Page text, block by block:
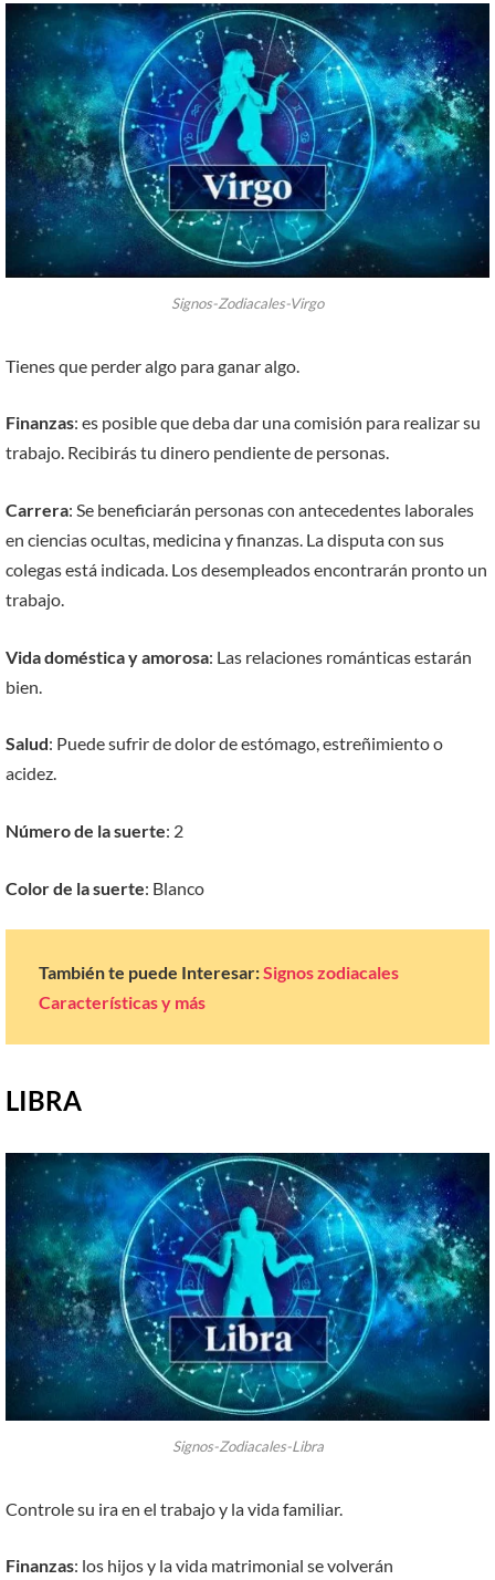
Signos-Zodiacales-Virgo
Tienes que perder algo para ganar algo.
Finanzas: es posible que deba dar una comisión para realizar su
trabajo. Recibirás tu dinero pendiente de personas.
Carrera: Se beneficiarán personas con antecedentes laborales
en ciencias ocultas, medicina y finanzas. La disputa con sus
colegas está indicada. Los desempleados encontrarán pronto un
trabajo.
Vida doméstica y amorosa: Las relaciones románticas estarán
bien.
Salud: Puede sufrir de dolor de estómago, estreñimiento o
acidez.
Número de la suerte: 2
Color de la suerte: Blanco
También te puede Interesar:Signos zodiacales
Características y más
LIBRA
Signos-Zodiacales-Libra
Controle su ira en el trabajo y la vida familiar.
Finanzas: los hijos y la vida matrimonial se volverán